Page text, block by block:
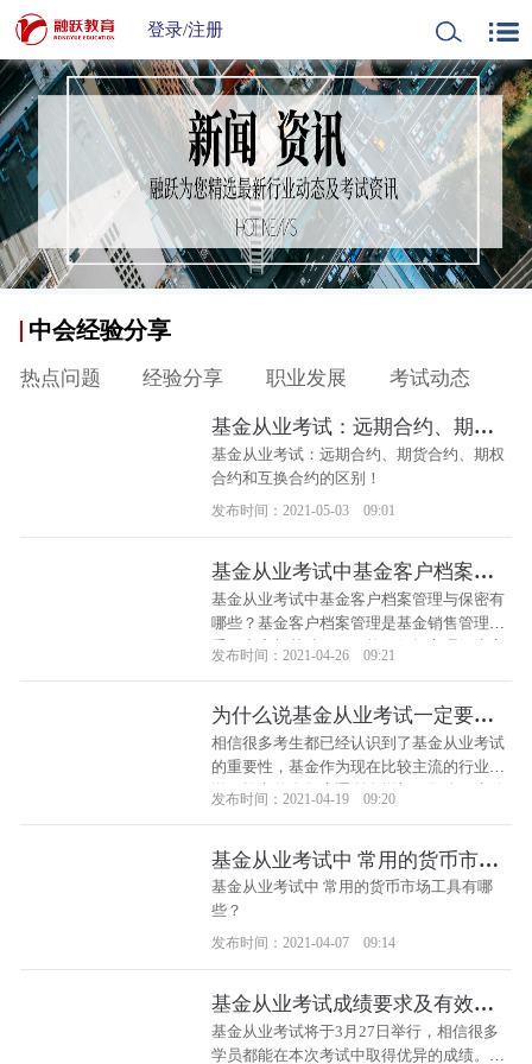
登录/注册
中会经验分享
热点问题 经验分享 职业发展 考试动态
基金从业考试：远期合约、期货
合约、期权合约和互换合约的区
别！
基金从业考试：远期合约、期货合约、期权
合约和互换合约的区别！
发布时间：2021-05-03 09:01
基金从业考试中基金客户档案管
理与保密有哪些？
基金从业考试中基金客户档案管理与保密有
哪些？基金客户档案管理是基金销售管理的
重要内容与基础，而不能仅仅把它理解为客
发布时间：2021-04-26 09:21
为什么说基金从业考试一定要报
考？
相信很多考生都已经认识到了基金从业考试
的重要性，基金作为现在比较主流的行业来
说，报考的人数也逐渐在增加。那么，为什
发布时间：2021-04-19 09:20
基金从业考试中 常用的货币市场
工具有哪些？
基金从业考试中 常用的货币市场工具有哪
些？
发布时间：2021-04-07 09:14
基金从业考试成绩要求及有效期
协会是怎么规定的？
基金从业考试将于3月27日举行，相信很多
学员都能在本次考试中取得优异的成绩。对